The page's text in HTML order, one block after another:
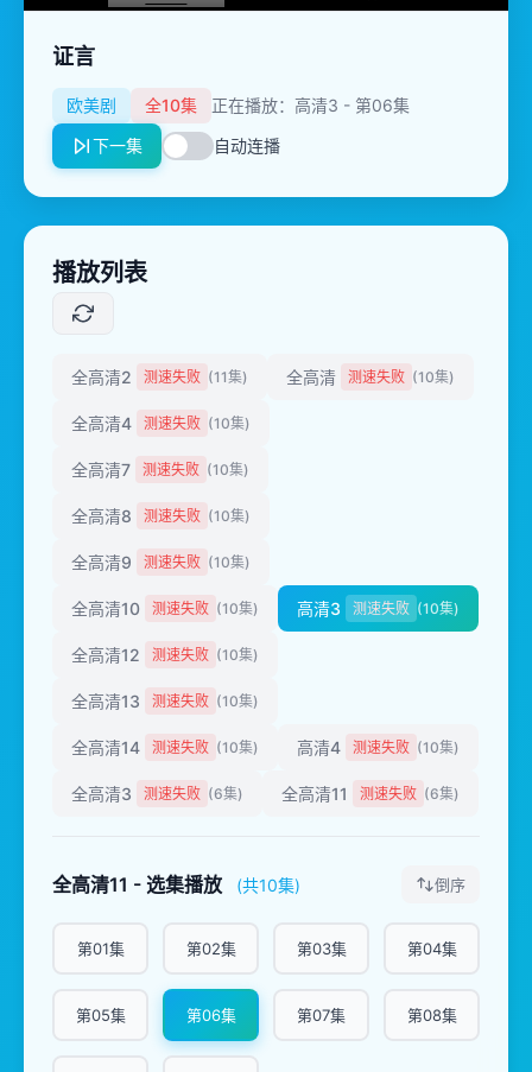
证言
欧美剧 全10集
正在播放：高清3 - 第06集
下一集
自动连播
播放列表
全高清2 测速失败 (11集) 全高清 测速失败 (10集)
全高清4 测速失败 (10集)
全高清7 测速失败 (10集)
全高清8 测速失败 (10集)
全高清9 测速失败 (10集)
全高清10 测速失败 (10集) 高清3 测速失败 (10集)
全高清12 测速失败 (10集)
全高清13 测速失败 (10集)
全高清14 测速失败 (10集) 高清4 测速失败 (10集)
全高清3 测速失败 (6集) 全高清11 测速失败 (6集)
全高清11 - 选集播放 (共10集) 倒序
第01集 第02集 第03集 第04集
第05集 第06集 第07集 第08集